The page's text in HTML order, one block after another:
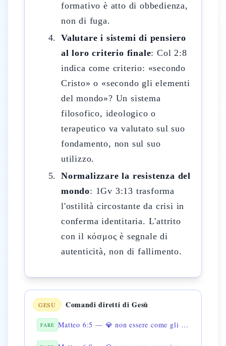
formativo è atto di obbedienza,
non di fuga.
Valutare i sistemi di pensiero
al loro criterio finale: Col 2:8
indica come criterio: «secondo
Cristo» o «secondo gli elementi
del mondo»? Un sistema
filosofico, ideologico o
terapeutico va valutato sul suo
fondamento, non sul suo
utilizzo.
Normalizzare la resistenza del
mondo: 1Gv 3:13 trasforma
l'ostilità circostante da crisi in
conferma identitaria. L'attrito
con il κόσμος è segnale di
autenticità, non di fallimento.
GESÙ Comandi diretti di Gesù
FARE Matteo 6:5 — 💎 non essere come gli ipocriti nella preghiera